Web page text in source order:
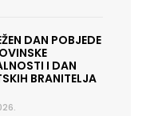
DAN POBJEDE
I DAN
BRANITELJA